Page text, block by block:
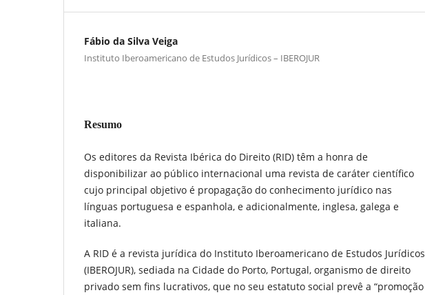
Fábio da Silva Veiga
Instituto Iberoamericano de Estudos Jurídicos – IBEROJUR
Resumo
Os editores da Revista Ibérica do Direito (RID) têm a honra de
disponibilizar ao público internacional uma revista de caráter científico
cujo principal objetivo é propagação do conhecimento jurídico nas
línguas portuguesa e espanhola, e adicionalmente, inglesa, galega e
italiana.
A RID é a revista jurídica do Instituto Iberoamericano de Estudos Jurídicos
(IBEROJUR), sediada na Cidade do Porto, Portugal, organismo de direito
privado sem fins lucrativos, que no seu estatuto social prevê a “promoção